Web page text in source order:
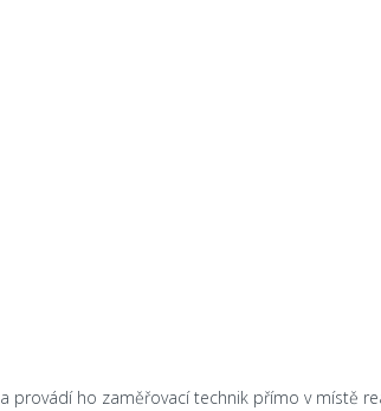
a provádí ho zaměřovací technik přímo v místě